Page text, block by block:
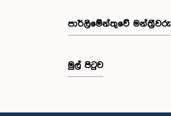
පාර්ලි‌මේන්තුවේ මන්ත්‍රීවරු
මුල් පිටුව